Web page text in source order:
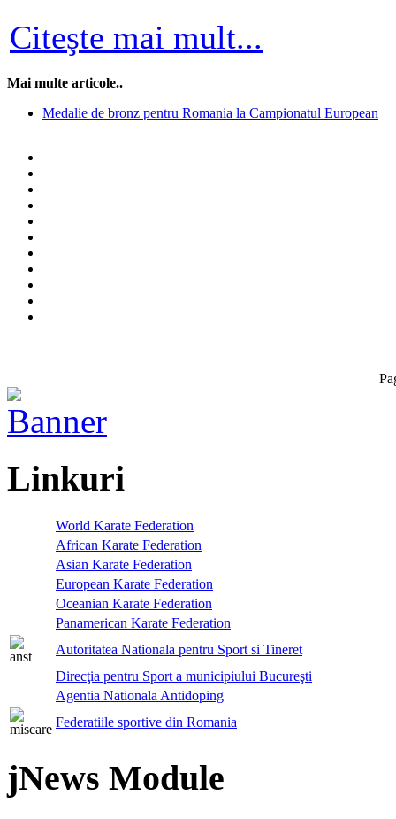
Citeşte mai mult...
Mai multe articole..
Medalie de bronz pentru Romania la Campionatul European
Linkuri
World Karate Federation
African Karate Federation
Asian Karate Federation
European Karate Federation
Oceanian Karate Federation
Panamerican Karate Federation
Autoritatea Nationala pentru Sport si Tineret
Direcţia pentru Sport a municipiului Bucureşti
Agentia Nationala Antidoping
Federatiile sportive din Romania
jNews Module